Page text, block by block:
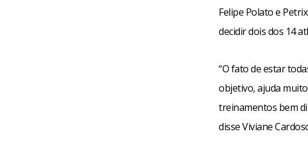
Felipe Polato e
decidir dois dos 14
“O fato de estar
objetivo, ajuda
treinamentos bem
disse Viviane